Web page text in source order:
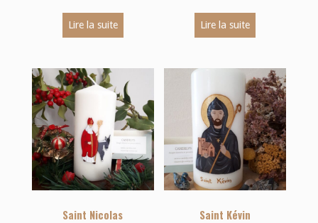
Lire la suite Lire la suite
Saint Nicolas Saint Kévin